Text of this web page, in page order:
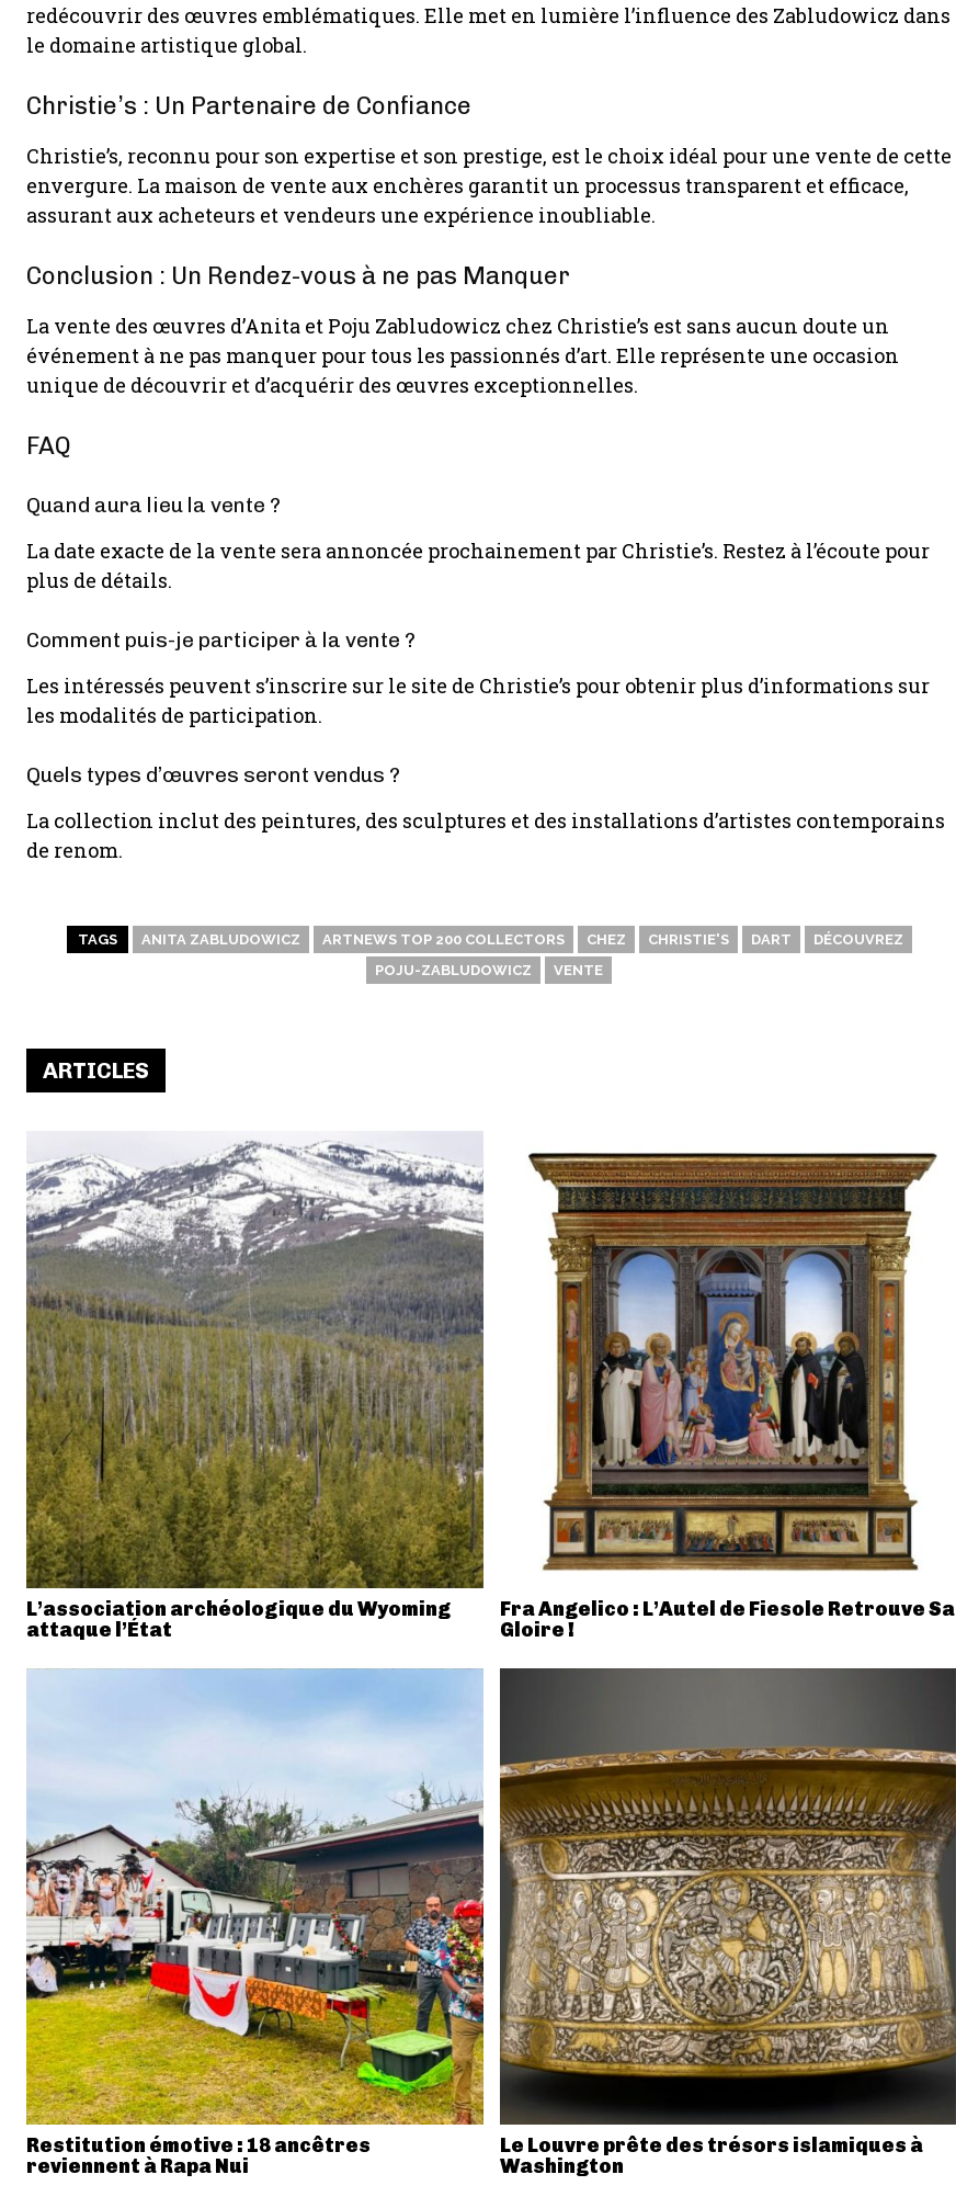
redécouvrir des œuvres emblématiques. Elle met en lumière l’influence des Zabludowicz dans
le domaine artistique global.
Christie’s : Un Partenaire de Confiance
Christie’s, reconnu pour son expertise et son prestige, est le choix idéal pour une vente de cette
envergure. La maison de vente aux enchères garantit un processus transparent et efficace,
assurant aux acheteurs et vendeurs une expérience inoubliable.
Conclusion : Un Rendez-vous à ne pas Manquer
La vente des œuvres d’Anita et Poju Zabludowicz chez Christie’s est sans aucun doute un
événement à ne pas manquer pour tous les passionnés d’art. Elle représente une occasion
unique de découvrir et d’acquérir des œuvres exceptionnelles.
FAQ
Quand aura lieu la vente ?
La date exacte de la vente sera annoncée prochainement par Christie’s. Restez à l’écoute pour
plus de détails.
Comment puis-je participer à la vente ?
Les intéressés peuvent s’inscrire sur le site de Christie’s pour obtenir plus d’informations sur
les modalités de participation.
Quels types d’œuvres seront vendus ?
La collection inclut des peintures, des sculptures et des installations d’artistes contemporains
de renom.
TAGS ANITA ZABLUDOWICZ ARTNEWS TOP 200 COLLECTORS CHEZ CHRISTIE'S DART
DÉCOUVREZ
POJU-ZABLUDOWICZ
VENTE
ARTICLES
L’association archéologique du Wyoming
attaque l’État
Fra Angelico : L’Autel de Fiesole Retrouve Sa
Gloire !
Restitution émotive : 18 ancêtres
reviennent à Rapa Nui
Le Louvre prête des trésors islamiques à
Washington